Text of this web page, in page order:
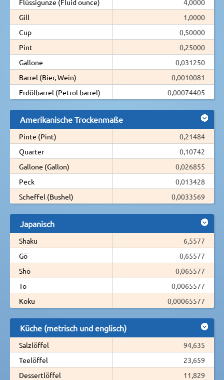
Flüssigunze (Fluid ounce)
4,0000
Gill
1,0000
Cup
0,50000
Pint
0,25000
Gallone
0,031250
Barrel (Bier, Wein)
0,0010081
Erdölbarrel (Petrol barrel)
0,00074405
Amerikanische Trockenmaße
Pinte (Pint)
0,21484
Quarter
0,10742
Gallone (Gallon)
0,026855
Peck
0,013428
Scheffel (Bushel)
0,0033569
Japanisch
Shaku
6,5577
Gō
0,65577
Shō
0,065577
To
0,0065577
Koku
0,00065577
Küche (metrisch und englisch)
Salzlöffel
94,635
Teelöffel
23,659
Dessertlöffel
11,829